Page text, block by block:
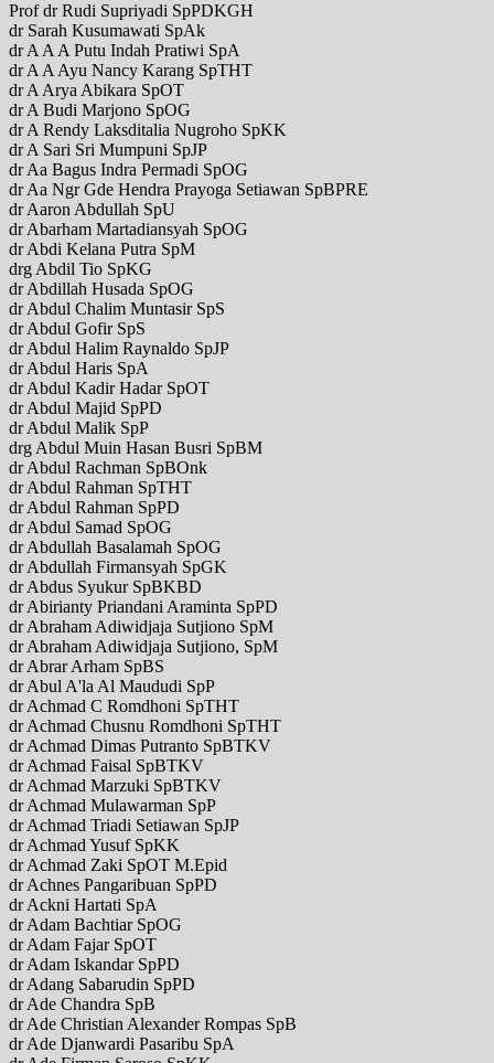
Prof dr Rudi Supriyadi SpPDKGH
dr Sarah Kusumawati SpAk
dr A A A Putu Indah Pratiwi SpA
dr A A Ayu Nancy Karang SpTHT
dr A Arya Abikara SpOT
dr A Budi Marjono SpOG
dr A Rendy Laksditalia Nugroho SpKK
dr A Sari Sri Mumpuni SpJP
dr Aa Bagus Indra Permadi SpOG
dr Aa Ngr Gde Hendra Prayoga Setiawan SpBPRE
dr Aaron Abdullah SpU
dr Abarham Martadiansyah SpOG
dr Abdi Kelana Putra SpM
drg Abdil Tio SpKG
dr Abdillah Husada SpOG
dr Abdul Chalim Muntasir SpS
dr Abdul Gofir SpS
dr Abdul Halim Raynaldo SpJP
dr Abdul Haris SpA
dr Abdul Kadir Hadar SpOT
dr Abdul Majid SpPD
dr Abdul Malik SpP
drg Abdul Muin Hasan Busri SpBM
dr Abdul Rachman SpBOnk
dr Abdul Rahman SpTHT
dr Abdul Rahman SpPD
dr Abdul Samad SpOG
dr Abdullah Basalamah SpOG
dr Abdullah Firmansyah SpGK
dr Abdus Syukur SpBKBD
dr Abirianty Priandani Araminta SpPD
dr Abraham Adiwidjaja Sutjiono SpM
dr Abraham Adiwidjaja Sutjiono, SpM
dr Abrar Arham SpBS
dr Abul A'la Al Maududi SpP
dr Achmad C Romdhoni SpTHT
dr Achmad Chusnu Romdhoni SpTHT
dr Achmad Dimas Putranto SpBTKV
dr Achmad Faisal SpBTKV
dr Achmad Marzuki SpBTKV
dr Achmad Mulawarman SpP
dr Achmad Triadi Setiawan SpJP
dr Achmad Yusuf SpKK
dr Achmad Zaki SpOT M.Epid
dr Achnes Pangaribuan SpPD
dr Ackni Hartati SpA
dr Adam Bachtiar SpOG
dr Adam Fajar SpOT
dr Adam Iskandar SpPD
dr Adang Sabarudin SpPD
dr Ade Chandra SpB
dr Ade Christian Alexander Rompas SpB
dr Ade Djanwardi Pasaribu SpA